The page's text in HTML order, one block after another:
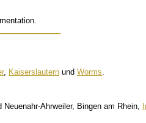
, Kaiserslautern und Worms
Ahrweiler, Bingen am Rhein,